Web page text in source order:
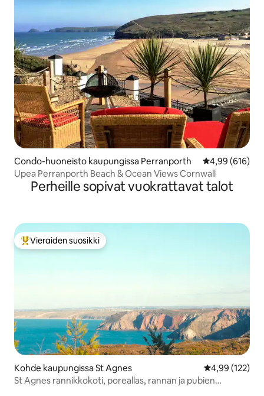
Condo-huoneisto kaupungissa Perranporth
4,99 (616)
Upea Perranporth Beach & Ocean Views Cornwall
Perheille sopivat vuokrattavat talot
Vieraiden suosikkien parhaimmistoa
Vieraiden suosikki
Kohde kaupungissa St Agnes
4,99 (122)
St Agnes rannikkokoti, poreallas, rannan ja pubien